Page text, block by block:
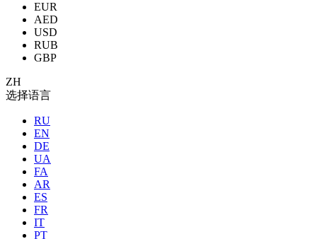
EUR
AED
USD
RUB
GBP
ZH
选择语言
RU
EN
DE
UA
FA
AR
ES
FR
IT
PT